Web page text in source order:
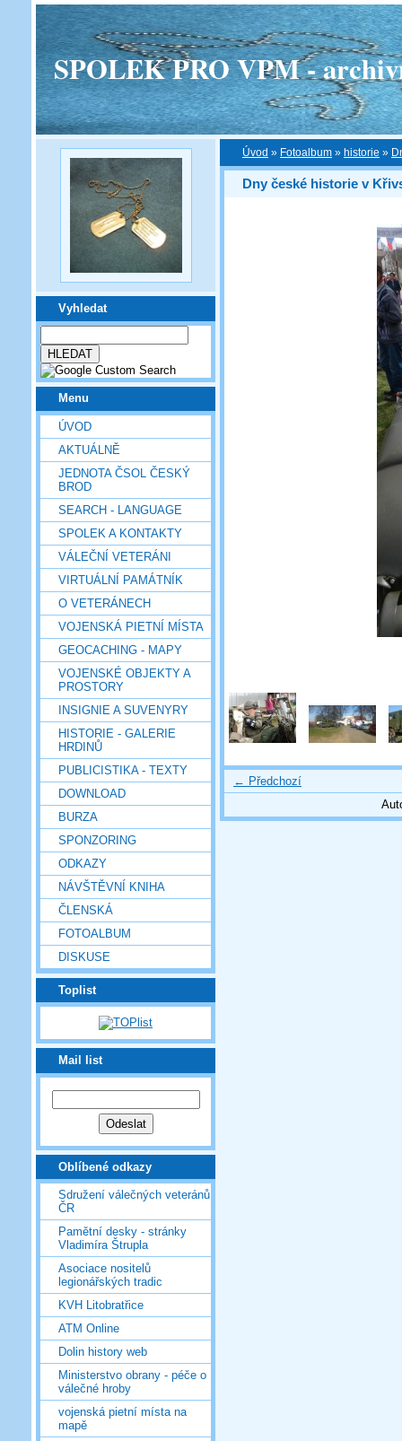
SPOLEK PRO VPM -
Vyhledat
Menu
ÚVOD
AKTUÁLNĚ
JEDNOTA ČSOL ČESKÝ
BROD
SEARCH - LANGUAGE
SPOLEK A KONTAKTY
VÁLEČNÍ VETERÁNI
VIRTUÁLNÍ PAMÁTNÍK
O VETERÁNECH
VOJENSKÁ PIETNÍ MÍSTA
GEOCACHING - MAPY
VOJENSKÉ OBJEKTY A
PROSTORY
INSIGNIE A SUVENYRY
HISTORIE - GALERIE
HRDINŮ
PUBLICISTIKA - TEXTY
DOWNLOAD
BURZA
SPONZORING
ODKAZY
NÁVŠTĚVNÍ KNIHA
ČLENSKÁ
FOTOALBUM
DISKUSE
Toplist
Mail list
Oblíbené odkazy
Sdružení válečných veteránů
ČR
Pamětní desky - stránky
Vladimíra Štrupla
Asociace nositelů
legionářských tradic
KVH Litobratřice
ATM Online
Dolin history web
Ministerstvo obrany - péče o
válečné hroby
vojenská pietní místa na
mapě
Úvod » Fotoalbum » historie »
Dny české historie v
← Předchozí